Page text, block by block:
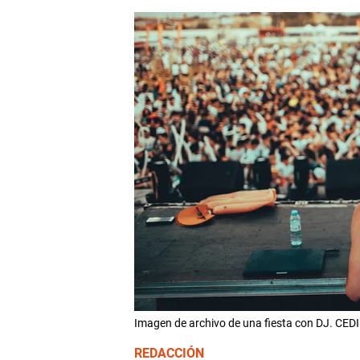
Imagen de archivo de una fiesta con DJ.
REDACCIÓN